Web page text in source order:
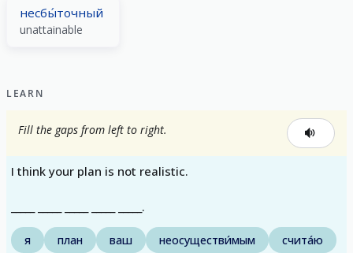
несбы́точный
unattainable
LEARN
Fill the gaps from left to right.
I think your plan is not realistic.
_____ _____ _____ _____ _____.
я план ваш неосуществи́мым счита́ю